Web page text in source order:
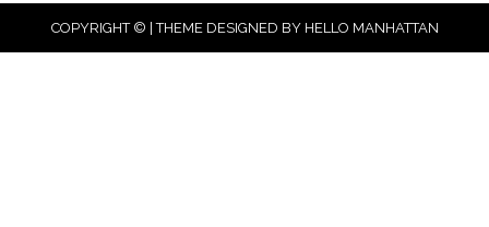
COPYRIGHT © | THEME DESIGNED BY HELLO MANHATTAN